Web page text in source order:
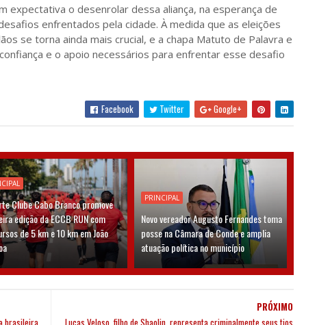
expectativa o desenrolar dessa aliança, na esperança de
enfrentados pela cidade. À medida que as eleições
se torna ainda mais crucial, e a chapa Matuto de Palavra e
e o apoio necessários para enfrentar esse desafio
Facebook Twitter Google+
Clube Cabo Branco promove
edição da ECCB RUN com
de 5 km e 10 km em João
PRINCIPAL
Novo vereador Augusto Fernandes toma
posse na Câmara de Conde e amplia
atuação política no município
PRÓXIMO
Lucas Veloso, filho de Shaolin, representa criminalmente seus tios
brasileira